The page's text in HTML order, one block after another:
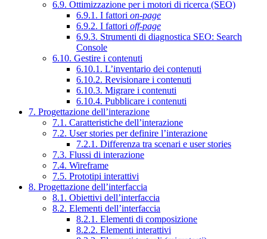
6.9. Ottimizzazione per i motori di ricerca (SEO)
6.9.1. I fattori on-page
6.9.2. I fattori off-page
6.9.3. Strumenti di diagnostica SEO: Search
Console
6.10. Gestire i contenuti
6.10.1. L’inventario dei contenuti
6.10.2. Revisionare i contenuti
6.10.3. Migrare i contenuti
6.10.4. Pubblicare i contenuti
7. Progettazione dell’interazione
7.1. Caratteristiche dell’interazione
7.2. User stories per definire l’interazione
7.2.1. Differenza tra scenari e user stories
7.3. Flussi di interazione
7.4. Wireframe
7.5. Prototipi interattivi
8. Progettazione dell’interfaccia
8.1. Obiettivi dell’interfaccia
8.2. Elementi dell’interfaccia
8.2.1. Elementi di composizione
8.2.2. Elementi interattivi